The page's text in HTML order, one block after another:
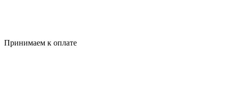
Принимаем к оплате